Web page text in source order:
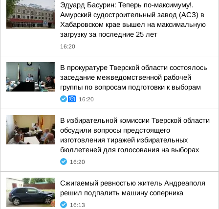
Эдуард Басурин: Теперь по-максимуму!.
Амурский судостроительный завод (АСЗ) в
Хабаровском крае вышел на максимальную
загрузку за последние 25 лет
16:20
В прокуратуре Тверской области состоялось
заседание межведомственной рабочей
группы по вопросам подготовки к выборам
16:20
В избирательной комиссии Тверской области
обсудили вопросы предстоящего
изготовления тиражей избирательных
бюллетеней для голосования на выборах
16:20
Сжигаемый ревностью житель Андреаполя
решил подпалить машину соперника
16:13